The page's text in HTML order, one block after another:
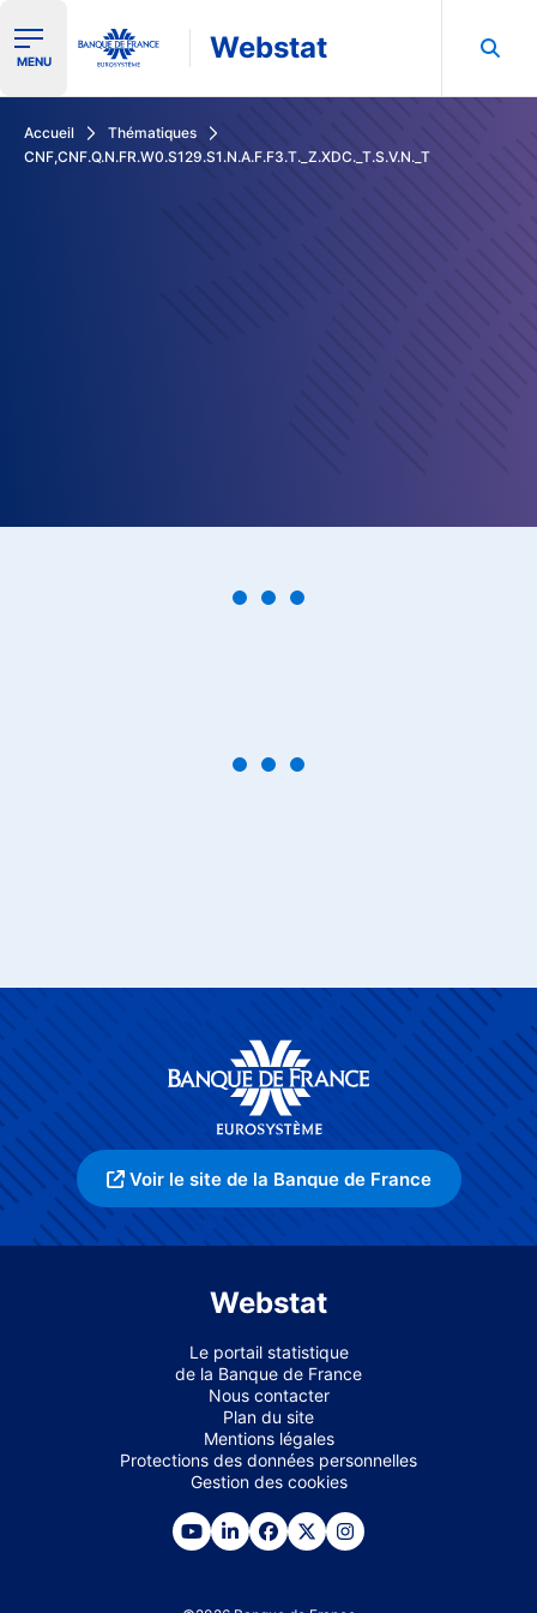
Ouvrir le menu de navigation
MENU Webstat
Accueil
Thématiques
CNF,CNF.Q.N.FR.W0.S129.S1.N.A.F.F3.T._Z.XDC._T.S.V.N._T
Voir le site de la Banque de France
Webstat
Le portail statistique
de la Banque de France
Nous contacter
Plan du site
Mentions légales
Protections des données personnelles
Gestion des cookies